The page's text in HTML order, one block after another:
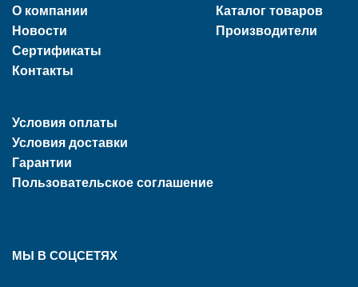
О компании
Новости
Сертификаты
Контакты
Условия оплаты
Условия доставки
Гарантии
Пользовательское соглашение
Каталог товаров
Производители
МЫ В СОЦСЕТЯХ